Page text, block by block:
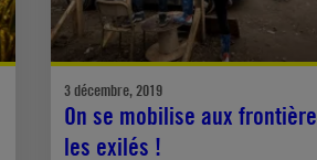
3 décembre, 2019
On se mobilise aux
les exilés !